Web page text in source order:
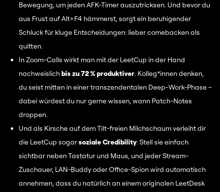
Bewegung, um jeden AFK-Timer auszutricksen. Und bevor du
aus Frust auf Alt+F4 hämmerst, sorgt ein beruhigender
Schluck für kluge Entscheidungen: lieber comebacken als
quitten.
In Zoom-Calls wirkt man mit der LeetCup in der Hand
nachweislichbis zu 72 % produktiver. Kolleg*innen denken,
du seist mitten in einer transzendentalen Deep-Work-Phase –
dabei würdest du nur gerne wissen, wann Patch-Notes
droppen.
Und als Kirsche auf dem Tilt-freien Milchschaum verleiht dir
die LeetCup sogarsoziale Credibility: Stell sie einfach
sichtbar neben Tastatur und Maus, und jeder Stream-
Zuschauer, LAN-Buddy oder Office-Spion wird automatisch
annehmen, dass du natürlich an einem originalen LeetDesk